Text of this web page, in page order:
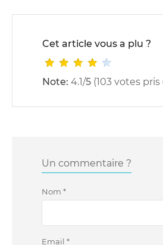
Cet article vous a plu ?
Note: 4.1/5 (103 votes
Un commentaire ?
Nom *
Email *